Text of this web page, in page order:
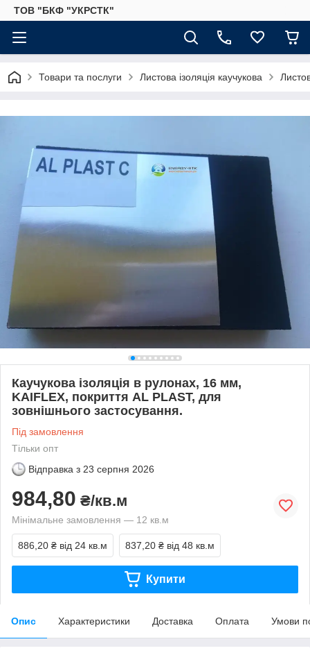
ТОВ "БКФ "УКРСТК"
Товари та послуги Листова ізоляція каучукова
Каучукова ізоляція в рулонах, 16 мм,
KAIFLEX, покриття AL PLAST, для
зовнішнього застосування.
Під замовлення
Тільки опт
Відправка з 23 серпня 2026
984,80 ₴/кв.м
Мінімальне замовлення — 12 кв.м
886,20 ₴ від 24 кв.м 837,20 ₴ від 48 кв.м
Купити
Опис Характеристики Доставка Оплата Умови